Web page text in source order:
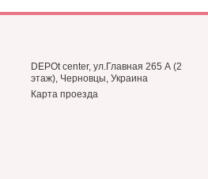
DEPOt center, ул.Главная 265 А (2
этаж), Черновцы, Украина
Карта проезда